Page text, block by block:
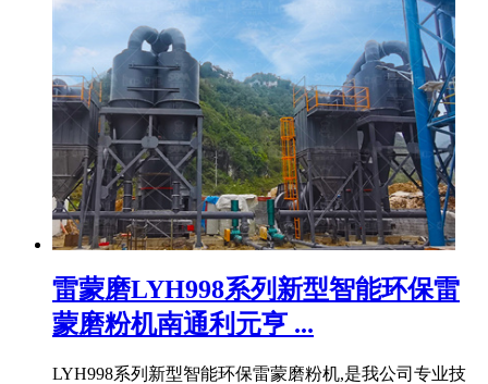
雷蒙磨LYH998系列新型智能环保雷
蒙磨粉机南通利元亨 ...
LYH998系列新型智能环保雷蒙磨粉机,是我公司专业技